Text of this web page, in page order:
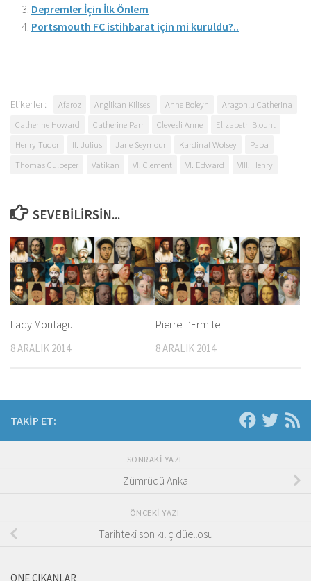
Depremler İçin İlk Önlem
Portsmouth FC istihbarat için mi kuruldu?..
Etikerler: Afaroz Anglikan Kilisesi Anne Boleyn
Aragonlu Catherina
Catherine Howard
Catherine Parr Clevesli Anne
Elizabeth Blount
Henry Tudor
II. Julius Jane Seymour Kardinal Wolsey
Papa
Thomas Culpeper
Vatikan VI. Clement VI. Edward VIII. Henry
SEVEBILIRSIN...
Lady Montagu
8 ARALIK 2014
Pierre L’Ermite
8 ARALIK 2014
TAKIP ET:
SONRAKI YAZI
Zümrüdü Anka
ÖNCEKI YAZI
Tarihteki son kılıç düellosu
ÖNE ÇIKANLAR